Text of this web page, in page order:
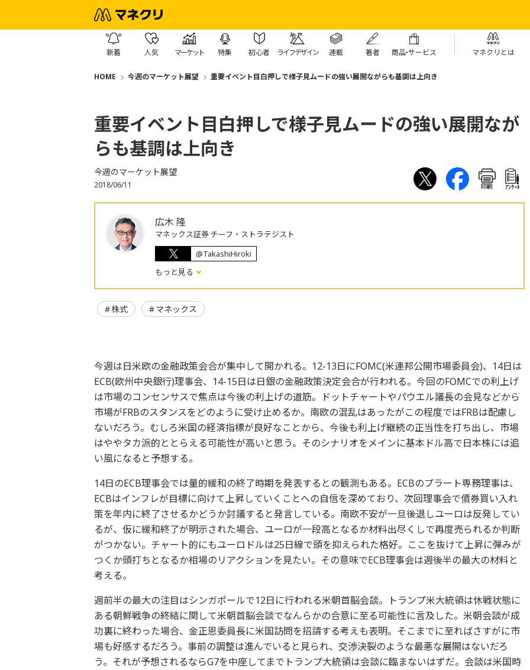
新着 人気 マーケット 特集 初心者 ライフデザイン 連載 著者 商品・サービス マネクリとは
HOME 今週のマーケット展望 重要イベント目白押しで様子見ムードの強い展開ながらも基調は上向き
重要イベント目白押しで様子見ムードの強い展開なが
らも基調は上向き
今週のマーケット展望
2018/06/11 印刷 ｱﾝｹｰﾄ
広木 隆
マネックス証券 チーフ・ストラテジスト
@TakashiHiroki
もっと見る
株式 マネックス
今週は日米欧の金融政策会合が集中して開かれる。12-13日にFOMC(米連邦公開市場委員会)、14日は
ECB(欧州中央銀行)理事会、14-15日は日銀の金融政策決定会合が行われる。今回のFOMCでの利上げ
は市場のコンセンサスで焦点は今後の利上げの道筋。ドットチャートやパウエル議長の会見などから
市場がFRBのスタンスをどのように受け止めるか。南欧の混乱はあったがこの程度ではFRBは配慮し
ないだろう。むしろ米国の経済指標が良好なことから、今後も利上げ継続の正当性を打ち出し、市場
はややタカ派的ととらえる可能性が高いと思う。そのシナリオをメインに基本ドル高で日本株には追
い風になると予想する。
14日のECB理事会では量的緩和の終了時期を発表するとの観測もある。ECBのプラート専務理事は、
ECBはインフレが目標に向けて上昇していくことへの自信を深めており、次回理事会で債券買い入れ
策を年内に終了させるかどうか討議すると発言している。南欧不安が一旦後退しユーロは反発してい
るが、仮に緩和終了が明示された場合、ユーロが一段高となるか材料出尽くしで再度売られるか判断
がつかない。チャート的にもユーロドルは25日線で頭を抑えられた格好。ここを抜けて上昇に弾みが
つくか頭打ちとなるか相場のリアクションを見たい。その意味でECB理事会は週後半の最大の材料と
考える。
週前半の最大の注目はシンガポールで12日に行われる米朝首脳会談。トランプ米大統領は休戦状態に
ある朝鮮戦争の終結に関して米朝首脳会談でなんらかの合意に至る可能性に言及した。米朝会談が成
功裏に終わった場合、金正恩委員長に米国訪問を招請する考えも表明。そこまでに至ればさすがに市
場も好感するだろう。事前の調整は進んでいると見られ、交渉決裂のような最悪な展開はないだろ
う。それが予想されるならG7を中座してまでトランプ大統領は会談に臨まないはずだ。会談は米国時